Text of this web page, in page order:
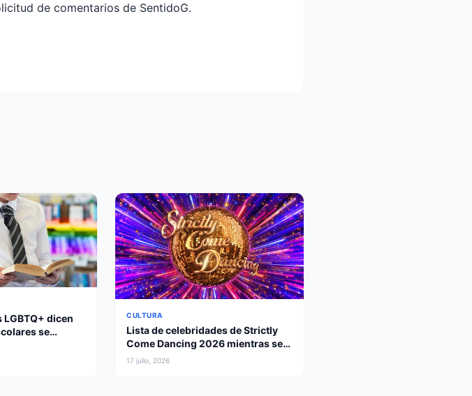
de comentarios de SentidoG.
dicen
se
CULTURA
Lista de celebridades de Strictly
Come Dancing 2026 mientras se
une la leyenda paralímpica
17 julio, 2026